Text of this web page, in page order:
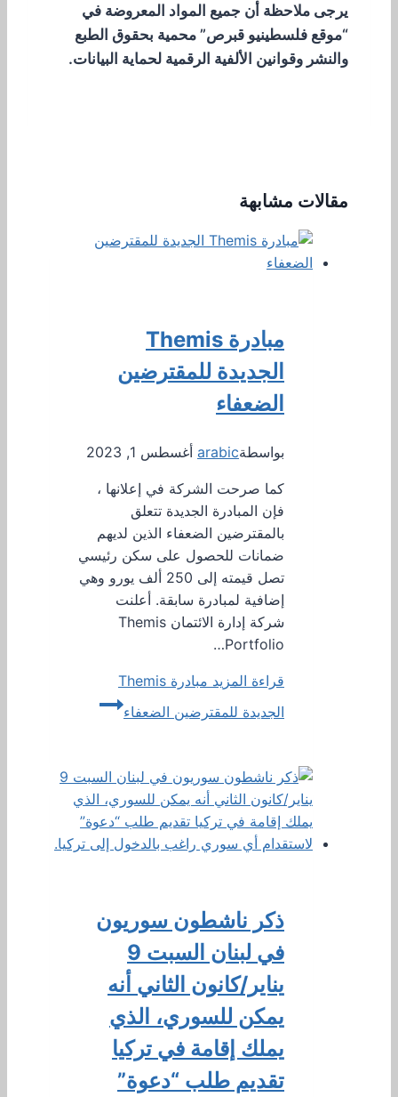
يرجى ملاحظة أن جميع المواد المعروضة في
“موقع فلسطينيو قبرص” محمية بحقوق الطبع
والنشر وقوانين الألفية الرقمية لحماية البيانات.
مقالات مشابهة
مبادرة Themis
الجديدة للمقترضين
الضعفاء
بواسطةarabic أغسطس 1, 2023
كما صرحت الشركة في إعلانها ،
فإن المبادرة الجديدة تتعلق
بالمقترضين الضعفاء الذين لديهم
ضمانات للحصول على سكن رئيسي
تصل قيمته إلى 250 ألف يورو وهي
إضافية لمبادرة سابقة. أعلنت
شركة إدارة الائتمان Themis
Portfolio…
قراءة المزيد
مبادرة Themis
الجديدة للمقترضين الضعفاء
ذكر ناشطون سوريون
في لبنان السبت 9
يناير/كانون الثاني أنه
يمكن للسوري، الذي
يملك إقامة في تركيا
تقديم طلب “دعوة”